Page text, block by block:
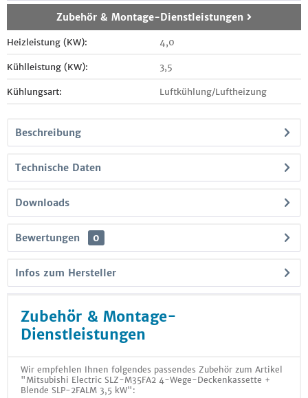
Zubehör & Montage-Dienstleistungen
Heizleistung (KW): 4,0
Kühlleistung (KW): 3,5
Kühlungsart: Luftkühlung/Luftheizung
Beschreibung
Technische Daten
Downloads
Bewertungen 0
Infos zum Hersteller
Zubehör & Montage-
Dienstleistungen
Wir empfehlen Ihnen folgendes passendes Zubehör zum Artikel
"Mitsubishi Electric SLZ-M35FA2 4-Wege-Deckenkassette +
Blende SLP-2FALM 3,5 kW":